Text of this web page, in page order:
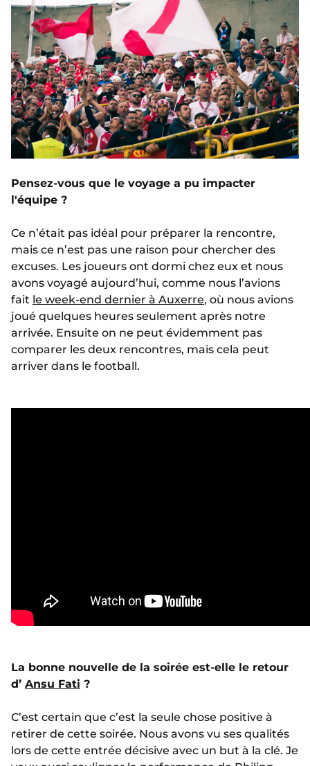
Pensez-vous que le voyage a pu impacter
l'équipe ?
Ce n’était pas idéal pour préparer la rencontre,
mais ce n’est pas une raison pour chercher des
excuses. Les joueurs ont dormi chez eux et nous
avons voyagé aujourd’hui, comme nous l’avions
fait le week-end dernier à Auxerre, où nous avions
joué quelques heures seulement après notre
arrivée. Ensuite on ne peut évidemment pas
comparer les deux rencontres, mais cela peut
arriver dans le football.
La bonne nouvelle de la soirée est-elle le retour
d’ Ansu Fati ?
C’est certain que c’est la seule chose positive à
retirer de cette soirée. Nous avons vu ses qualités
lors de cette entrée décisive avec un but à la clé. Je